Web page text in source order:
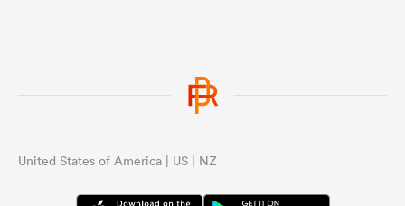
United States of America | US | NZ